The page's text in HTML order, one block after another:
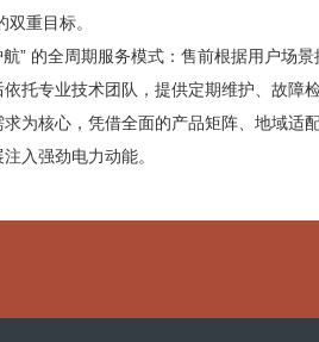
重目标。
” 的全周期服务模式：售前根据用户场
托专业技术团队，提供定期维护、故障
为核心，凭借全面的产品矩阵、地域
入强劲电力动能。